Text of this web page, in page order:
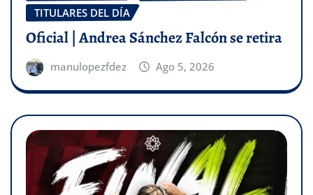
TITULARES DEL DÍA
Oficial | Andrea Sánchez Falcón se retira
manulopezfdez Ago 5, 2026